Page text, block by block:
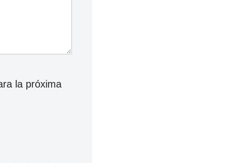
la próxima